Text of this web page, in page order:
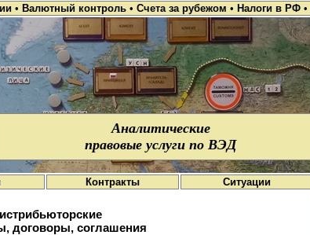
• Валютный контроль • Счета за рубежом • Налоги в РФ •
Аналитические
правовые услуги по ВЭД
Контракты Ситуации
договоры, соглашения